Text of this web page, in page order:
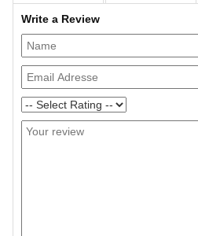
Write a Review